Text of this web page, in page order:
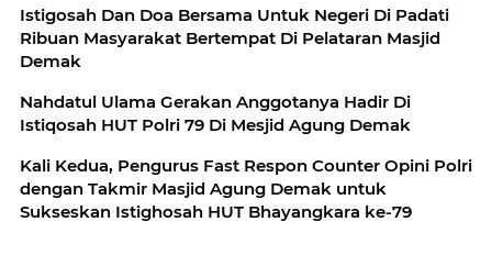
Istigosah Dan Doa Bersama Untuk Negeri Di Padati
Ribuan Masyarakat Bertempat Di Pelataran Masjid
Demak
Nahdatul Ulama Gerakan Anggotanya Hadir Di
Istiqosah HUT Polri 79 Di Mesjid Agung Demak
Kali Kedua, Pengurus Fast Respon Counter Opini Polri
dengan Takmir Masjid Agung Demak untuk
Sukseskan Istighosah HUT Bhayangkara ke-79